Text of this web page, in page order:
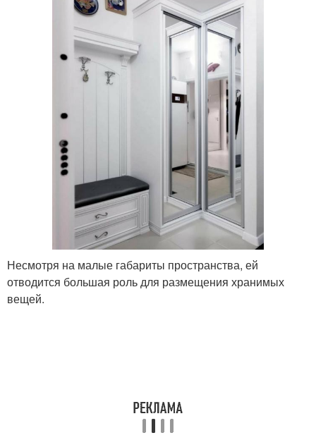
Несмотря на малые габариты пространства, ей
отводится большая роль для размещения хранимых
вещей.